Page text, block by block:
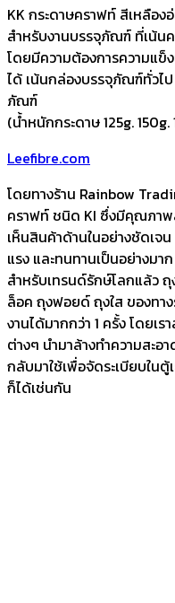
KK กระดาษคราฟท์ สีเหลือง
สำหรับงานบรรจุภัณฑ์ ที่เน้น
โดยมีความต้องการความแข็
ได้ เน้นกล่องบรรจุภัณฑ์ทั่ว
ภัณฑ์
(น้ำหนักกระดาษ 125g.
Leefibre.com
โดยทางร้าน Rainbow
คราฟท์ ชนิด KI ซึ่งมีคุณภาพ
เห็นสินค้าด้านในอย่างชัดเจ
แรง และทนทานเป็นอย่างม
สำหรับเทรนด์รักษ์โลกแล้ว
ล็อค ถุงฟอยด์ ถุงใส ของทา
งานได้มากกว่า 1 ครั้ง โดยเ
ต่างๆ นำมาล้างทำความสะอ
กลับมาใช้เพื่อจัดระเบียบในตู้
ก็ได้เช่นกัน